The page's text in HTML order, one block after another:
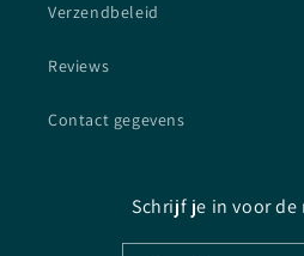
Verzendbeleid
Reviews
Contact gegevens
Schrijf je in voor